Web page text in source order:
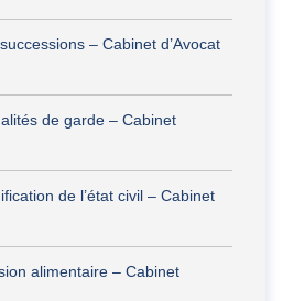
– Cabinet d’Avocat
de garde – Cabinet
de l’état civil – Cabinet
alimentaire – Cabinet